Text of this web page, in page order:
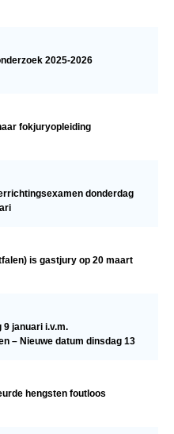
2025-2026
fokjuryopleiding
donderdag
is gastjury op 20 maart
9 januari i.v.m.
– Nieuwe datum dinsdag 13
hengsten foutloos